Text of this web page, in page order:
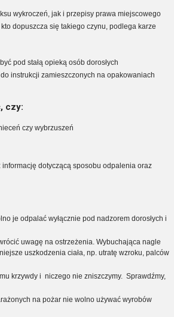
wykroczeń, jak i przepisy prawa miejscowego
dopuszcza się takiego czynu, podlega karze
pod stałą opieką osób dorosłych
instrukcji zamieszczonych na opakowaniach
czy:
czy wybrzuszeń
dotyczącą sposobu odpalenia oraz
je odpalać wyłącznie pod nadzorem dorosłych i
uwagę na ostrzeżenia. Wybuchająca nagle
uszkodzenia ciała, np. utratę wzroku, palców
krzywdy i niczego nie zniszczymy. Sprawdźmy,
na pożar nie wolno używać wyrobów